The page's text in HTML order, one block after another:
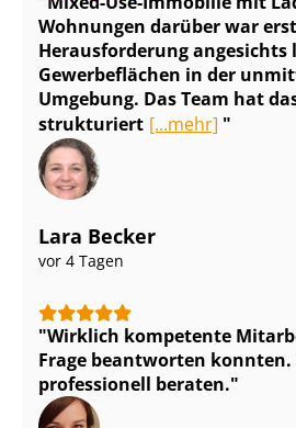
Wohnungen darüber war
Herausforderung angesichts
Gewerbeflächen in der
Umgebung. Das Team hat
strukturiert [...mehr]
Lara Becker
vor 4 Tagen
Wirklich kompetente
Frage beantworten
professionell beraten.